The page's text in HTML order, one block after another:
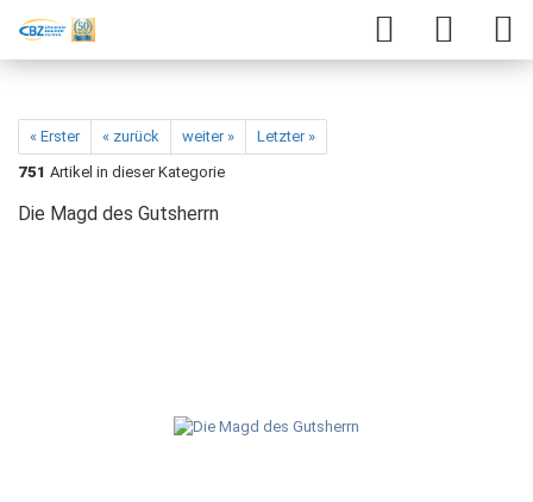
« Erster « zurück weiter »
Letzter »
751 Artikel in dieser Kategorie
Die Magd des Gutsherrn